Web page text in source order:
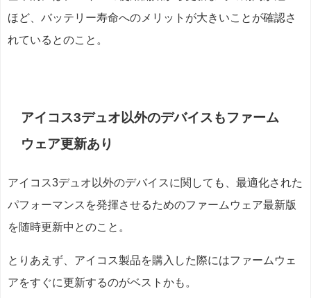
ほど、バッテリー寿命へのメリットが大きいことが確認さ
れているとのこと。
アイコス3デュオ以外のデバイスもファーム
ウェア更新あり
アイコス3デュオ以外のデバイスに関しても、最適化された
パフォーマンスを発揮させるためのファームウェア最新版
を随時更新中とのこと。
とりあえず、アイコス製品を購入した際にはファームウェ
アをすぐに更新するのがベストかも。